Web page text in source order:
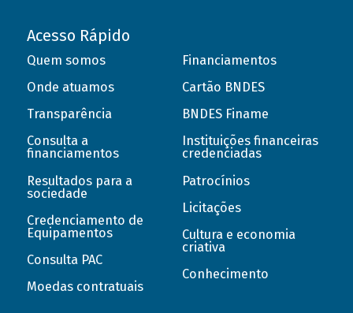
Acesso Rápido
Quem somos
Onde atuamos
Transparência
Consulta a
financiamentos
Resultados para a
sociedade
Credenciamento de
Equipamentos
Consulta PAC
Moedas contratuais
Financiamentos
Cartão BNDES
BNDES Finame
Instituições financeiras
credenciadas
Patrocínios
Licitações
Cultura e economia
criativa
Conhecimento